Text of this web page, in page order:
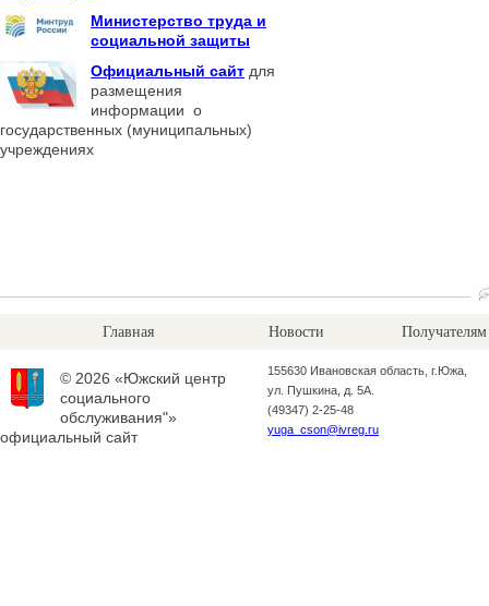
Министерство труда и
социальной защиты
Официальный сайт для
размещения
информации о
государственных (муниципальных)
учреждениях
Главная Новости Получателям
© 2026 «Южский центр
социального
обслуживания"»
официальный сайт
155630 Ивановская область, г.Южа,
ул. Пушкина, д. 5А.
(49347) 2-25-48
yuga_cson@ivreg.ru